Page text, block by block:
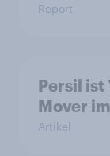
Report
Persil ist
Mover
Artikel